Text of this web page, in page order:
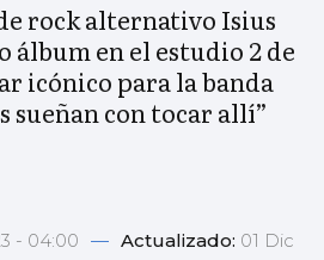
rock alternativo Isius
álbum en el estudio 2 de
icónico para la banda
sueñan con tocar allí”
- 04:00 — Actualizado: 01 Dic